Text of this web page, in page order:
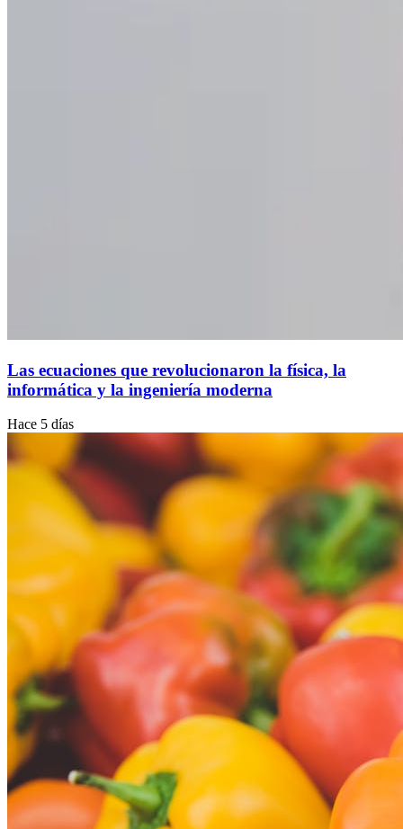
Las ecuaciones que revolucionaron la física, la
informática y la ingeniería moderna
Hace 5 días